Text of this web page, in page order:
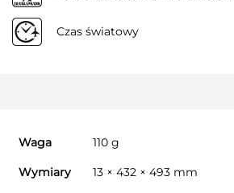
Czas światowy
Waga 110 g
Wymiary 13 × 432 × 493 mm